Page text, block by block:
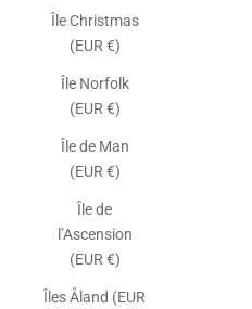
Île Christmas
(EUR €)
Île Norfolk
(EUR €)
Île de Man
(EUR €)
Île de
l’Ascension
(EUR €)
Îles Åland (EUR